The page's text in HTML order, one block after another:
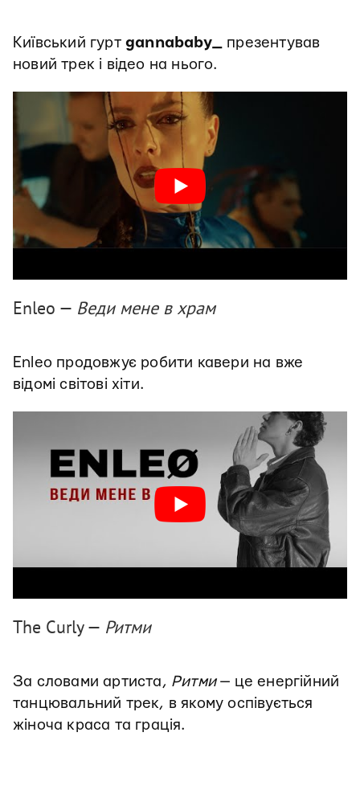
Київський гурт gannababy_
презентував
новий трек і відео на нього.
Enleo — Веди мене в храм
Enleo продовжує робити кавери на вже
відомі світові хіти.
The Curly — Ритми
За словами артиста, Ритми— це енергійний
танцювальний трек, в якому оспівується
жіноча краса та грація.